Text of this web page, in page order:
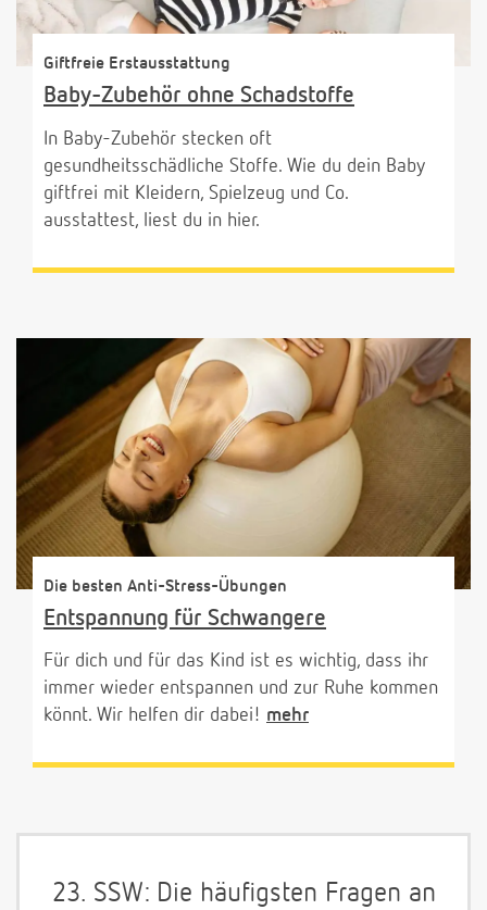
Giftfreie Erstausstattung
Baby-Zubehör ohne Schadstoffe
In Baby-Zubehör stecken oft
gesundheitsschädliche Stoffe. Wie du dein Baby
giftfrei mit Kleidern, Spielzeug und Co.
ausstattest, liest du in hier.
Die besten Anti-Stress-Übungen
Entspannung für Schwangere
Für dich und für das Kind ist es wichtig, dass ihr
immer wieder entspannen und zur Ruhe kommen
könnt. Wir helfen dir dabei! mehr
23. SSW: Die häufigsten Fragen an